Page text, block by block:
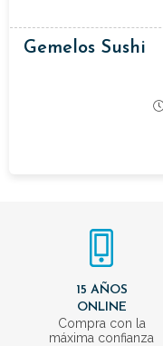
Gemelos Sushi
15 AÑOS
ONLINE
Compra con la
máxima confianza